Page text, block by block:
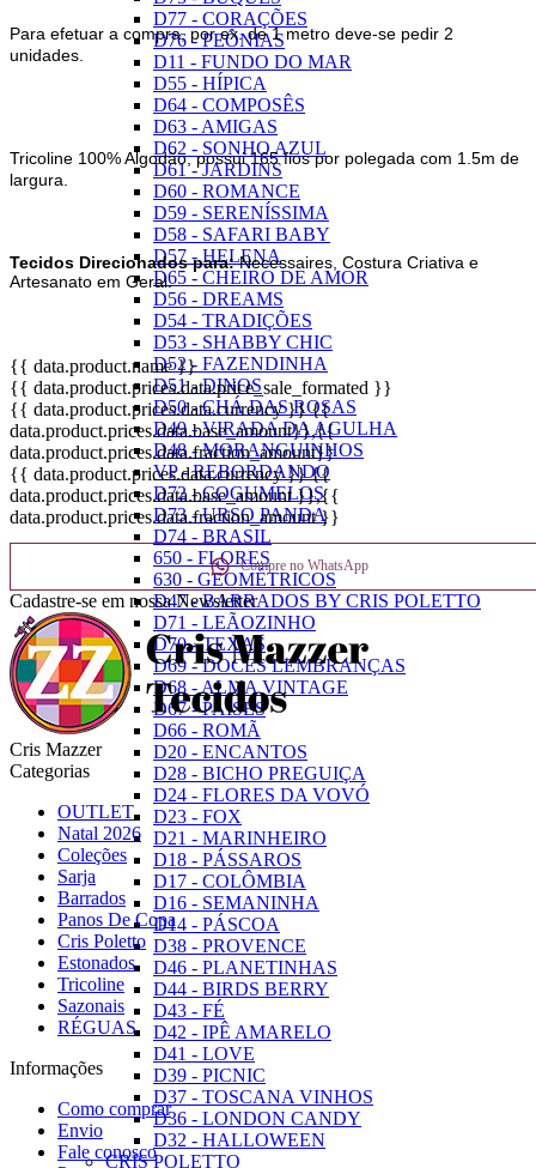
D77 - CORAÇÕES
D76 - PEÔNIAS
D11 - FUNDO DO MAR
D55 - HÍPICA
D64 - COMPOSÊS
D63 - AMIGAS
D62 - SONHO AZUL
D61 - JARDINS
D60 - ROMANCE
D59 - SERENÍSSIMA
D58 - SAFARI BABY
D57 - HELENA
D65 - CHEIRO DE AMOR
D56 - DREAMS
D54 - TRADIÇÕES
D53 - SHABBY CHIC
D52 - FAZENDINHA
D51 - DINOS
D50 - CHÁ DAS ROSAS
D49 - VIRADA DA AGULHA
D48 - MORANGUINHOS
VP - REBORDANDO
D72 - COGUMELOS
D73 - URSO PANDA
D74 - BRASIL
650 - FLORES
630 - GEOMÉTRICOS
D47 - BARRADOS BY CRIS POLETTO
D71 - LEÃOZINHO
D70 - TEXAS
D69 - DOCES LEMBRANÇAS
D68 - ALMA VINTAGE
D67 - PAÍSES
D66 - ROMÃ
D20 - ENCANTOS
D28 - BICHO PREGUIÇA
D24 - FLORES DA VOVÓ
D23 - FOX
D21 - MARINHEIRO
D18 - PÁSSAROS
D17 - COLÔMBIA
D16 - SEMANINHA
D14 - PÁSCOA
D38 - PROVENCE
D46 - PLANETINHAS
D44 - BIRDS BERRY
D43 - FÉ
D42 - IPÊ AMARELO
D41 - LOVE
D39 - PICNIC
D37 - TOSCANA VINHOS
D36 - LONDON CANDY
D32 - HALLOWEEN
CRIS POLETTO
Para efetuar a compra, por ex. de 1 metro deve-se pedir 2
unidades.
Tricoline 100% Algodão, possui 165 fios por polegada com 1.5m de
largura.
Tecidos Direcionados para:Necessaires, Costura Criativa e
Artesanato em Geral.
{{ data.product.name }}
{{ data.product.prices.data.price_sale_formated }}
{{ data.product.prices.data.currency }} {{
data.product.prices.data.base_amount}},{{
data.product.prices.data.fraction_amount}}
{{ data.product.prices.data.currency }} {{
data.product.prices.data.base_amount }},{{
data.product.prices.data.fraction_amount }}
Compre no WhatsApp
Cadastre-se em nossa Newsletter
Cris Mazzer
Categorias
OUTLET
Natal 2026
Coleções
Sarja
Barrados
Panos De Copa
Cris Poletto
Estonados
Tricoline
Sazonais
RÉGUAS
Informações
Como comprar
Envio
Fale conosco